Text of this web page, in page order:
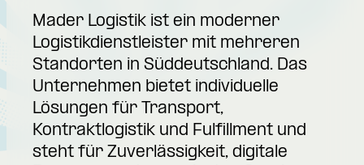
Mader Logistik ist ein moderner
Logistikdienstleister mit mehreren
Standorten in Süddeutschland. Das
Unternehmen bietet individuelle
Lösungen für Transport,
Kontraktlogistik und Fulfillment und
steht für Zuverlässigkeit, digitale